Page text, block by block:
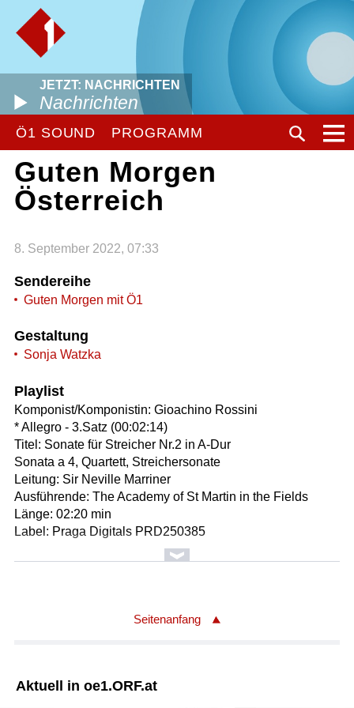
JETZT: NACHRICHTEN
Nachrichten
Ö1 SOUND PROGRAMM
Guten Morgen
Österreich
8. September 2022, 07:33
Sendereihe
Guten Morgen mit Ö1
Gestaltung
Sonja Watzka
Playlist
Komponist/Komponistin: Gioachino Rossini
* Allegro - 3.Satz (00:02:14)
Titel: Sonate für Streicher Nr.2 in A-Dur
Sonata a 4, Quartett, Streichersonate
Leitung: Sir Neville Marriner
Ausführende: The Academy of St Martin in the Fields
Länge: 02:20 min
Label: Praga Digitals PRD250385
Komponist/Komponistin: Arcangelo Corelli
2 Blockflöten und B.c.
Länge: 02:44 min
Label: Arcana A112
Seitenanfang
Aktuell in oe1.ORF.at